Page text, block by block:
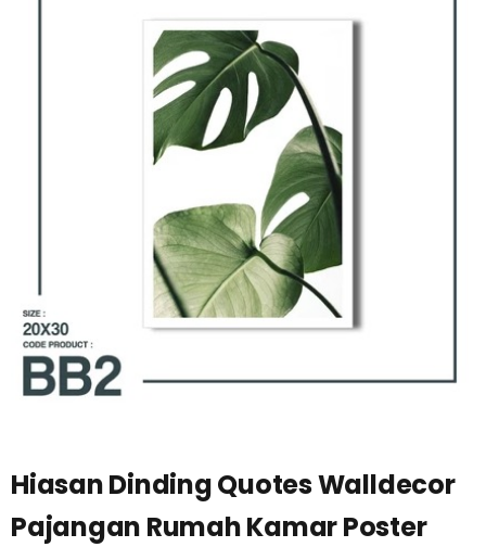
Hiasan Dinding Quotes Walldecor
Pajangan Rumah Kamar Poster